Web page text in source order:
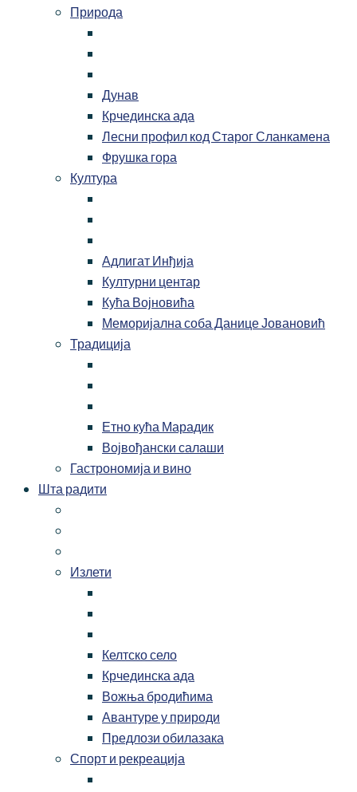
Природа
Дунав
Крчединска ада
Лесни профил код Старог Сланкамена
Фрушка гора
Култура
Адлигат Инђија
Културни центар
Кућа Војновића
Меморијална соба Данице Јовановић
Традиција
Етно кућа Марадик
Војвођански салаши
Гастрономија и вино
Шта радити
Излети
Келтско село
Крчединска ада
Вожња бродићима
Авантуре у природи
Предлози обилазака
Спорт и рекреација